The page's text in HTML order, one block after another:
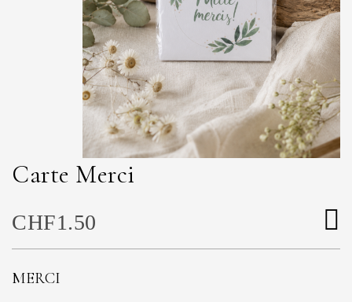
Carte Merci
CHF1.50
MERCI